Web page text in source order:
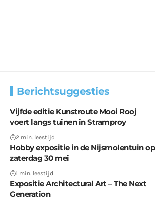
Berichtsuggesties
Vijfde editie Kunstroute Mooi Rooj
voert langs tuinen in Stramproy
2 min. leestijd
Hobby expositie in de Nijsmolentuin op
zaterdag 30 mei
1 min. leestijd
Expositie Architectural Art – The Next
Generation